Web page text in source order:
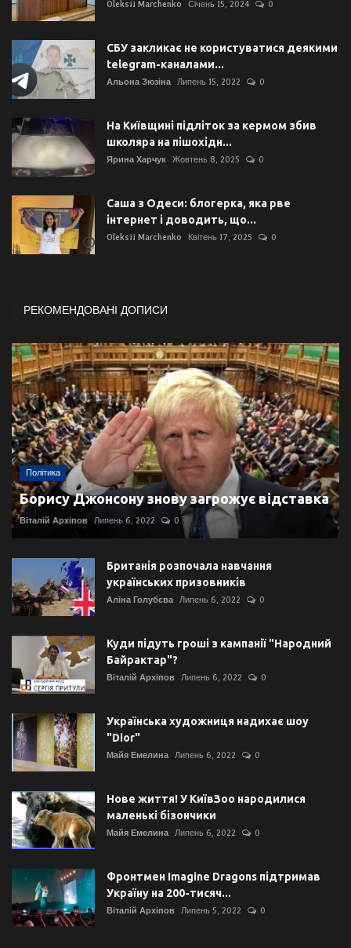
Oleksii Marchenko Січень 15, 2024 0
СБУ закликає не користуватися деякими
telegram-каналами...
Альона Зюзіна Липень 15, 2022 0
На Київщині підліток за кермом збив
школяра на пішохідн...
Ярина Харчук Жовтень 8, 2025 0
Саша з Одеси: блогерка, яка рве
інтернет і доводить, що...
Oleksii Marchenko Квітень 17, 2025 0
РЕКОМЕНДОВАНІ ДОПИСИ
Політика
Борису Джонсону знову загрожує відставка
Віталій Архіпов Липень 6, 2022 0
Британія розпочала навчання
українських призовників
Аліна Голубєва Липень 6, 2022 0
Куди підуть гроші з кампанії "Народний
Байрактар"?
Віталій Архіпов Липень 6, 2022 0
Українська художниця надихає шоу
"Dior"
Майя Емелина Липень 6, 2022 0
Нове життя! У КиївЗоо народилися
маленькі бізончики
Майя Емелина Липень 6, 2022 0
Фронтмен Imagine Dragons підтримав
Україну на 200-тисяч...
Віталій Архіпов Липень 5, 2022 0